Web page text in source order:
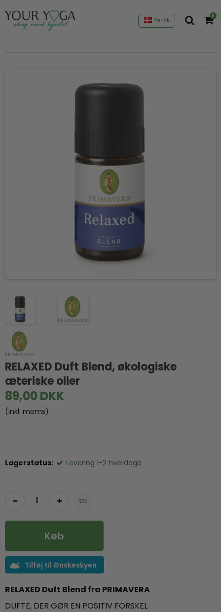
Dansk
0
RELAXED Duft Blend, økologiske
æteriske olier
89,00 DKK
(inkl. moms)
Lagerstatus: Levering 1-2 hverdage
stk.
Køb
Tilføj til Ønskeskyen
RELAXED Duft Blend fra PRIMAVERA
DUFTE, DER GØR EN POSITIV FORSKEL